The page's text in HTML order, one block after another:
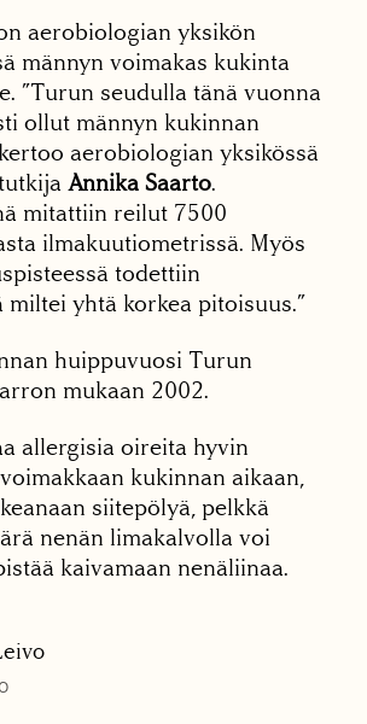
aerobiologian yksikön
männyn voimakas kukinta
”Turun seudulla tänä vuonna
ollut männyn kukinnan
aerobiologian yksikössä
Annika Saarto.
mitattiin reilut 7500
ilmakuutiometrissä. Myös
todettiin
miltei yhtä korkea pitoisuus.”
huippuvuosi Turun
mukaan 2002.
allergisia oireita hyvin
kukinnan aikaan,
siitepölyä, pelkkä
nenän limakalvolla voi
kaivamaan nenäliinaa.